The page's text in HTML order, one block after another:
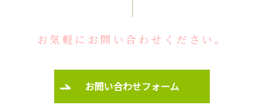
お気軽にお問い合わせください。
お問い合わせフォーム